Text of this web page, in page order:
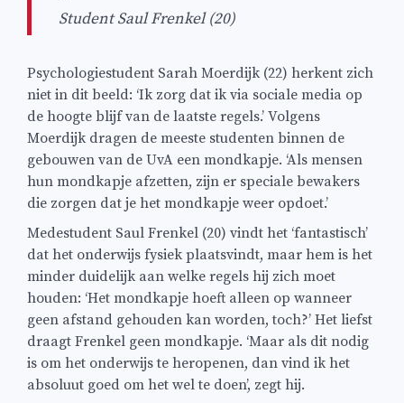
Student Saul Frenkel (20)
Psychologiestudent Sarah Moerdijk (22) herkent zich
niet in dit beeld: ‘Ik zorg dat ik via sociale media op
de hoogte blijf van de laatste regels.’ Volgens
Moerdijk dragen de meeste studenten binnen de
gebouwen van de UvA een mondkapje. ‘Als mensen
hun mondkapje afzetten, zijn er speciale bewakers
die zorgen dat je het mondkapje weer opdoet.’
Medestudent Saul Frenkel (20) vindt het ‘fantastisch’
dat het onderwijs fysiek plaatsvindt, maar hem is het
minder duidelijk aan welke regels hij zich moet
houden: ‘Het mondkapje hoeft alleen op wanneer
geen afstand gehouden kan worden, toch?’ Het liefst
draagt Frenkel geen mondkapje. ‘Maar als dit nodig
is om het onderwijs te heropenen, dan vind ik het
absoluut goed om het wel te doen’, zegt hij.